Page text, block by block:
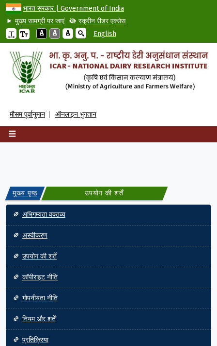
भारत सरकार | Government of India
मुख्य सामग्री पर जाएं
स्क्रीन रीडर एक्सेस
A
A A English
मौसम पूर्वानुमान ऑनलाइन भुगतान
मुख्य पृष्ठ उपयोग की शर्तें
Footer
अभिगम्यता वक्तव्य
अस्वीकरण
उपयोग की शर्तें
कॉपीराइट नीति
गोपनीयता नीति
नियम और शर्तें
प्रतिक्रिया